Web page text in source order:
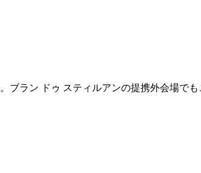
ラン ドゥ スティルアンの提携外会場で